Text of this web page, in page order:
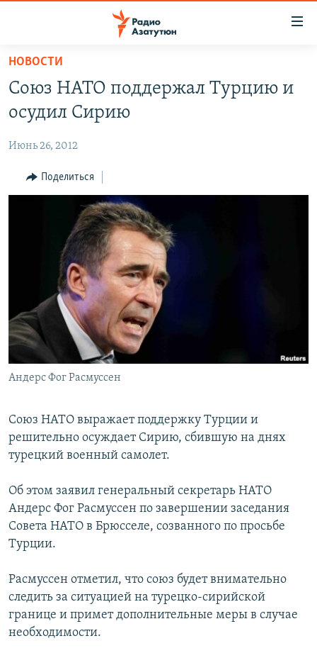
Перейти
основному
содержанию
Перейти
навигации
Перейти
ПОЛИТИКА
ОБЩЕСТВО
ЭКОНОМИКА
НАГОРНЫЙ КАРАБАХ
КУЛЬТУРА
АРХИВ
Հայերեն
English
Все сайты Радио Азатутюн
НОВОСТИ
Союз НАТО поддержал Турцию и
осудил Сирию
Июнь 26, 2012
Поделиться
Андерс Фог Расмуссен
Союз НАТО выражает поддержку Турции и
решительно осуждает Сирию, сбившую на днях
турецкий военный самолет.
Об этом заявил генеральный секретарь НАТО
Андерс Фог Расмуссен по завершении заседания
Совета НАТО в Брюсселе, созванного по просьбе
Турции.
Расмуссен отметил, что союз будет внимательно
следить за ситуацией на турецко-сирийской
границе и примет дополнительные меры в случае
необходимости.